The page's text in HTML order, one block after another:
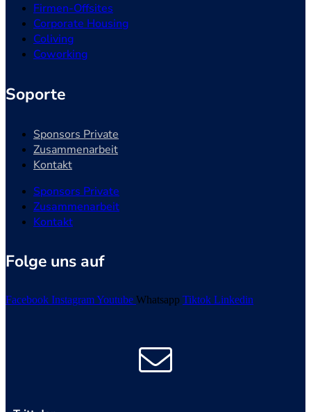
Firmen-Offsites
Corporate Housing
Coliving
Coworking
Soporte
Sponsors Private
Zusammenarbeit
Kontakt
Sponsors Private
Zusammenarbeit
Kontakt
Folge uns auf
Facebook InstagramYoutube Whatsapp Tiktok Linkedin